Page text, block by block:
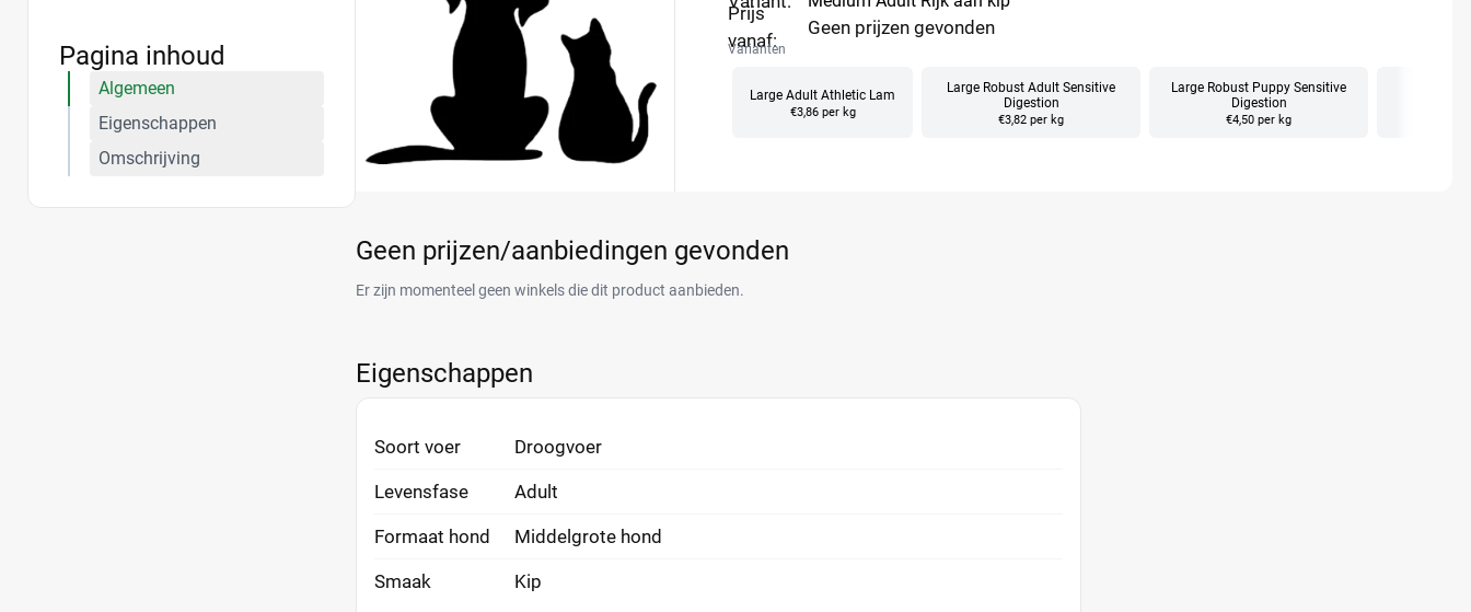
Prijs
vanaf:
Geen prijzen gevonden
Varianten
Large Adult Athletic Lam
€3,86 per kg
Large Robust Adult Sensitive
Digestion
€3,82 per kg
Large Robust Puppy Sensitive
Digestion
€4,50 per kg
Geen prijzen/aanbiedingen gevonden
Er zijn momenteel geen winkels die dit product aanbieden.
Eigenschappen
Soort voer Droogvoer
Levensfase Adult
Formaat hond Middelgrote hond
Smaak Kip
Pagina inhoud
Algemeen
Eigenschappen
Omschrijving